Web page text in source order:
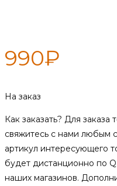
990₽
На заказ
Как заказать? Для заказа
свяжитесь с нами любым
артикул интересующего
будет дистанционно по
наших магазинов.